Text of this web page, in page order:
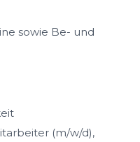
sowie Be- und
(m/w/d),